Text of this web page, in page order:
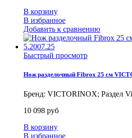
В корзину
В избранное
Добавить к сравнению
Быстрый просмотр
Нож разделочный Fibrox 25 см
Бренд: VICTORINOX; Раздел
10 098 руб
В корзину
В избранное